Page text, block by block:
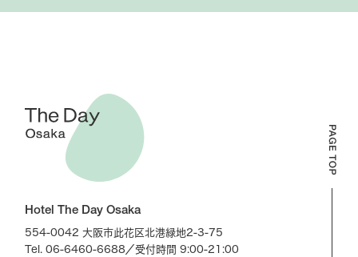
Hotel The Day Osaka
554-0042 大阪市此花区北港緑地2-3-75
Tel. 06-6460-6688／受付時間 9:00-21:00